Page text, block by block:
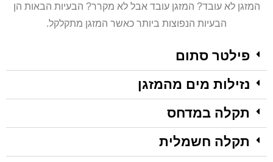
המזגן לא עובד? המזגן עובד אבל לא מקרר? הבעיות הבאות הן
הבעיות הנפוצות ביותר כאשר המזגן מתקלקל.
פילטר סתום​
נזילות מים מהמזגן
תקלה במדחס
תקלה חשמלית